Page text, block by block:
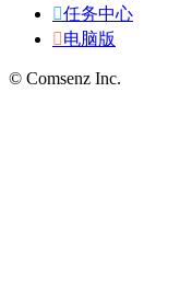
任务中心
电脑版
© Comsenz Inc.